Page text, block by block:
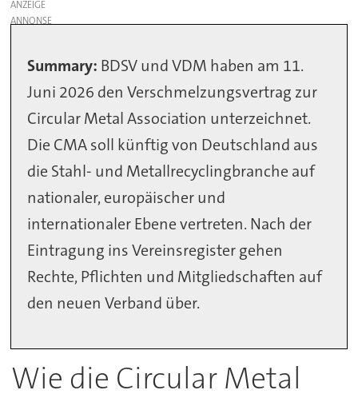
ANZEIGE
Summary: BDSV und VDM haben am 11.
Juni 2026 den Verschmelzungsvertrag zur
Circular Metal Association unterzeichnet.
Die CMA soll künftig von Deutschland aus
die Stahl- und Metallrecyclingbranche auf
nationaler, europäischer und
internationaler Ebene vertreten. Nach der
Eintragung ins Vereinsregister gehen
Rechte, Pflichten und Mitgliedschaften auf
den neuen Verband über.
Wie die Circular Metal